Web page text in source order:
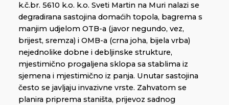
k.č.br. 5610 k.o. k.o. Sveti Martin na Muri nalazi se
degradirana sastojina domaćih topola, bagrema s
manjim udjelom OTB-a (javor negundo, vez,
brijest, sremza) i OMB-a (crna joha, bijela vrba)
nejednolike dobne i debljinske strukture,
mjestimično progaljena sklopa sa stablima iz
sjemena i mjestimično iz panja. Unutar sastojina
često se javljaju invazivne vrste. Zahvatom se
planira priprema staništa, prijevoz sadnog